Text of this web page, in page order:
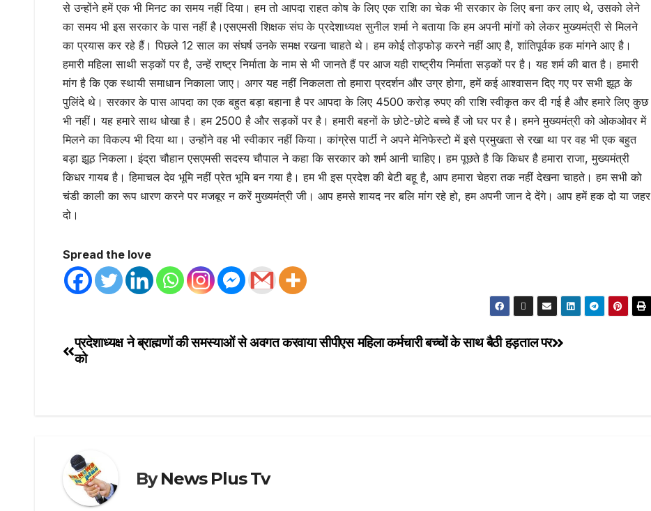
से उन्होंने हमें एक भी मिनट का समय नहीं दिया। हम तो आपदा राहत कोष के लिए एक राशि का चेक भी सरकार के लिए बना कर लाए थे, उसको लेने
का समय भी इस सरकार के पास नहीं है।एसएमसी शिक्षक संघ के प्रदेशाध्यक्ष सुनील शर्मा ने बताया कि हम अपनी मांगों को लेकर मुख्यमंत्री से मिलने
का प्रयास कर रहे हैं। पिछले 12 साल का संघर्ष उनके समक्ष रखना चाहते थे। हम कोई तोड़फोड़ करने नहीं आए है, शांतिपूर्वक हक मांगने आए है।
हमारी महिला साथी सड़कों पर है, उन्हें राष्ट्र निर्माता के नाम से भी जानते हैं पर आज यही राष्ट्रीय निर्माता सड़कों पर है। यह शर्म की बात है। हमारी
मांग है कि एक स्थायी समाधान निकाला जाए। अगर यह नहीं निकलता तो हमारा प्रदर्शन और उग्र होगा, हमें कई आश्वासन दिए गए पर सभी झूठ के
पुलिंदे थे। सरकार के पास आपदा का एक बहुत बड़ा बहाना है पर आपदा के लिए 4500 करोड़ रुपए की राशि स्वीकृत कर दी गई है और हमारे लिए कुछ
भी नहीं। यह हमारे साथ धोखा है। हम 2500 है और सड़कों पर है। हमारी बहनों के छोटे-छोटे बच्चे हैं जो घर पर है। हमने मुख्यमंत्री को ओकओवर में
मिलने का विकल्प भी दिया था। उन्होंने वह भी स्वीकार नहीं किया। कांग्रेस पार्टी ने अपने मेनिफेस्टो में इसे प्रमुखता से रखा था पर वह भी एक बहुत
बड़ा झूठ निकला। इंद्रा चौहान एसएमसी सदस्य चौपाल ने कहा कि सरकार को शर्म आनी चाहिए। हम पूछते है कि किधर है हमारा राजा, मुख्यमंत्री
किधर गायब है। हिमाचल देव भूमि नहीं प्रेत भूमि बन गया है। हम भी इस प्रदेश की बेटी बहू है, आप हमारा चेहरा तक नहीं देखना चाहते। हम सभी को
चंडी काली का रूप धारण करने पर मजबूर न करें मुख्यमंत्री जी। आप हमसे शायद नर बलि मांग रहे हो, हम अपनी जान दे देंगे। आप हमें हक दो या जहर
दो।
Spread the love
महिला कर्मचारी बच्चों के साथ बैठी हड़ताल पर
प्रदेशाध्यक्ष ने ब्राह्मणों की समस्याओं से अवगत करवाया सीपीएस
को
ByNews Plus Tv